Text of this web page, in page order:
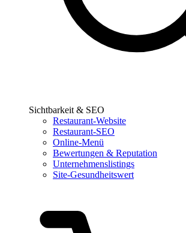
Sichtbarkeit & SEO
Restaurant-Website
Restaurant-SEO
Online-Menü
Bewertungen & Reputation
Unternehmenslistings
Site-Gesundheitswert